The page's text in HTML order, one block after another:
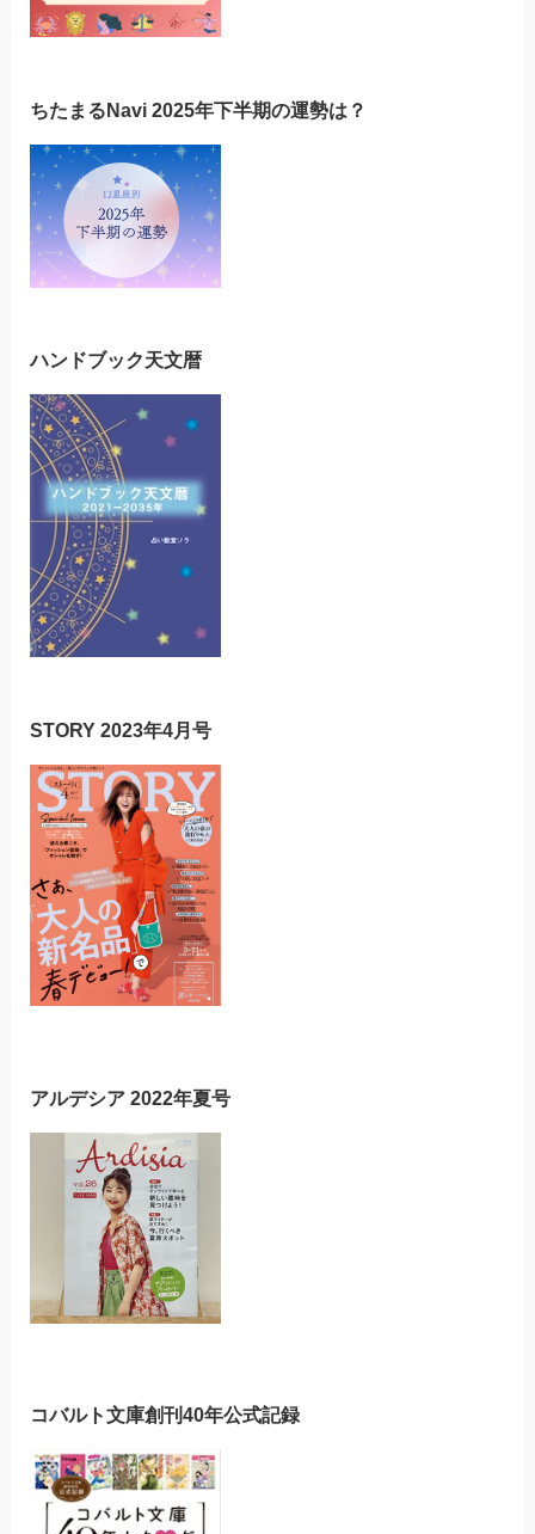
ちたまるNavi 2025年下半期の運勢は？
ハンドブック天文暦
STORY 2023年4月号
アルデシア 2022年夏号
コバルト文庫創刊40年公式記録